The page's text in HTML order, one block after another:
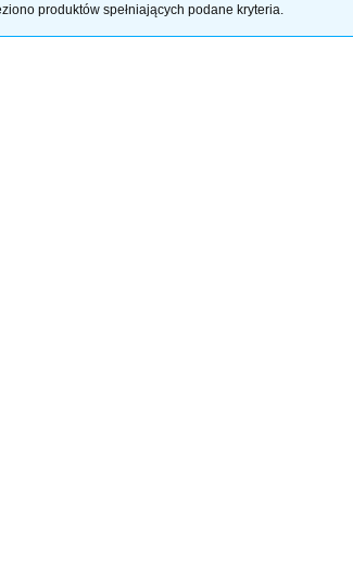
produktów spełniających podane kryteria.